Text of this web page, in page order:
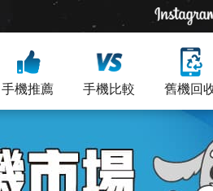
手機推薦 手機比較 舊機回